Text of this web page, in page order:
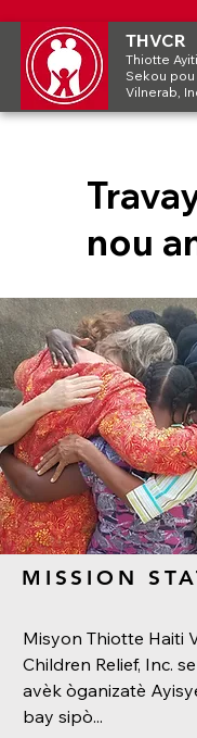
THVCR
Thiotte Ayiti
Sekou pou
Vilnerab,
nou
MISSION
Misyon Thiotte Haiti
Children Relief, Inc.
avèk òganizatè
bay sipò...